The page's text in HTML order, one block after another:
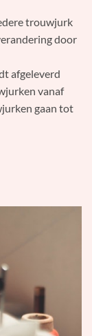
trouwjurk
door
afgeleverd
vanaf
gaan tot